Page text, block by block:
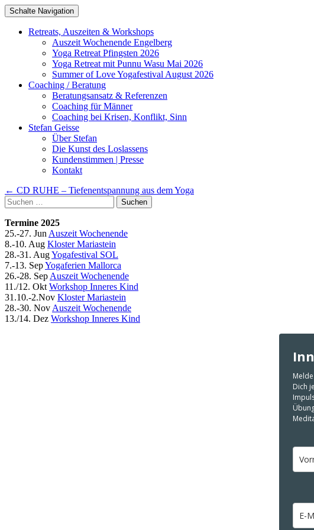
Schalte Navigation
Zum
Retreats, Auszeiten & Workshops
Auszeit Wochenende Engelberg
Yoga Retreat Pfingsten 2026
Yoga Retreat mit Punnu Wasu Mai 2026
Summer of Love Yogafestival August 2026
Coaching / Beratung
Beratungsansatz & Referenzen
Coaching für Männer
Coaching bei Krisen, Konflikt, Sinn
Stefan Geisse
Über Stefan
Die Kunst des Loslassens
Kundenstimmen | Presse
Kontakt
Artikel-
Navigation
← CD RUHE – Tiefenentspannung aus dem Yoga
Suchen
nach:
Termine 2025
25.-27. Jun Auszeit Wochenende
8.-10. Aug Kloster Mariastein
28.-31. AugYogafestival SOL
7.-13. SepYogaferien Mallorca
26.-28. Sep Auszeit Wochenende
11./12. Okt Workshop Inneres Kind
31.10.-2.Nov Kloster Mariastein
28.-30. Nov Auszeit Wochenende
13./14. Dez Workshop Inneres Kind
Melde
Dich